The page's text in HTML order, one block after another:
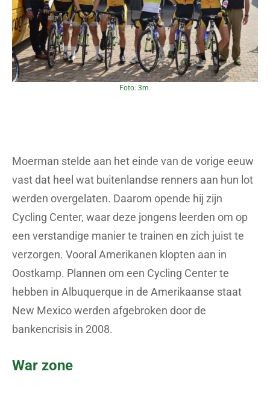
Foto: 3m.
Moerman stelde aan het einde van de vorige eeuw
vast dat heel wat buitenlandse renners aan hun lot
werden overgelaten. Daarom opende hij zijn
Cycling Center, waar deze jongens leerden om op
een verstandige manier te trainen en zich juist te
verzorgen. Vooral Amerikanen klopten aan in
Oostkamp. Plannen om een Cycling Center te
hebben in Albuquerque in de Amerikaanse staat
New Mexico werden afgebroken door de
bankencrisis in 2008.
War zone